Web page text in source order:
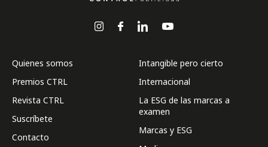
Quienes somos
Premios CTRL
Revista CTRL
Suscríbete
Contacto
Intangible pero cierto
Internacional
La ESG de las marcas a
examen
Marcas y ESG